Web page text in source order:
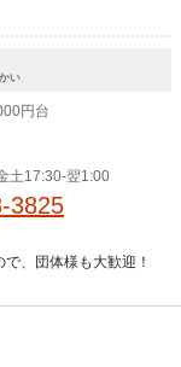
い
円台
土17:30-翌1:00
3825
、団体様も大歓迎！